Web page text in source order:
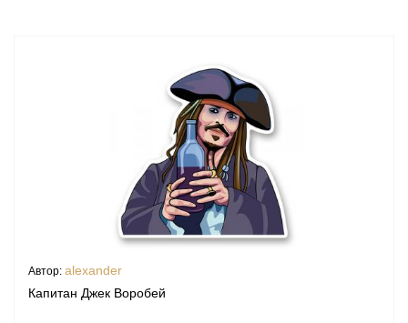
Автор: alexander
Капитан Джек Воробей